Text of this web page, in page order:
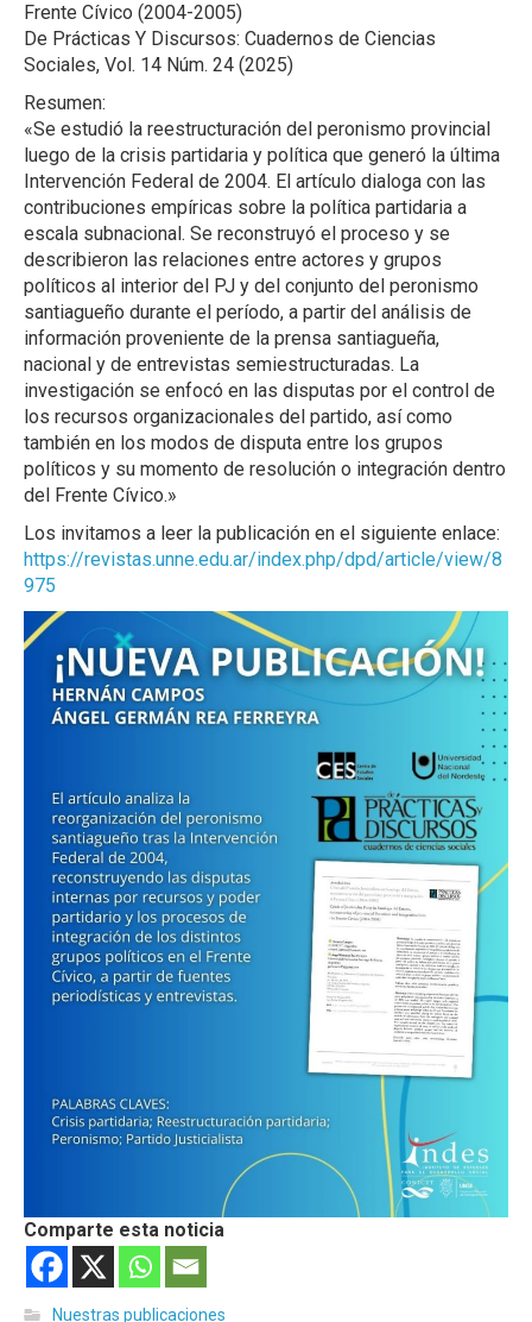
Frente Cívico (2004-2005)
De Prácticas Y Discursos: Cuadernos de Ciencias
Sociales, Vol. 14 Núm. 24 (2025)
Resumen:
«Se estudió la reestructuración del peronismo provincial
luego de la crisis partidaria y política que generó la última
Intervención Federal de 2004. El artículo dialoga con las
contribuciones empíricas sobre la política partidaria a
escala subnacional. Se reconstruyó el proceso y se
describieron las relaciones entre actores y grupos
políticos al interior del PJ y del conjunto del peronismo
santiagueño durante el período, a partir del análisis de
información proveniente de la prensa santiagueña,
nacional y de entrevistas semiestructuradas. La
investigación se enfocó en las disputas por el control de
los recursos organizacionales del partido, así como
también en los modos de disputa entre los grupos
políticos y su momento de resolución o integración dentro
del Frente Cívico.»
Los invitamos a leer la publicación en el siguiente enlace:
https://revistas.unne.edu.ar/index.php/dpd/article/view/8
975
Comparte esta noticia
Nuestras publicaciones